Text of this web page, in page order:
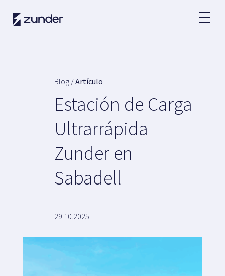
ES
App de Zunder
Grandes cuentas
Acuerdos
Blog /Artículo
Estación de Carga
Ultrarrápida
Zunder en
Sabadell
29.10.2025